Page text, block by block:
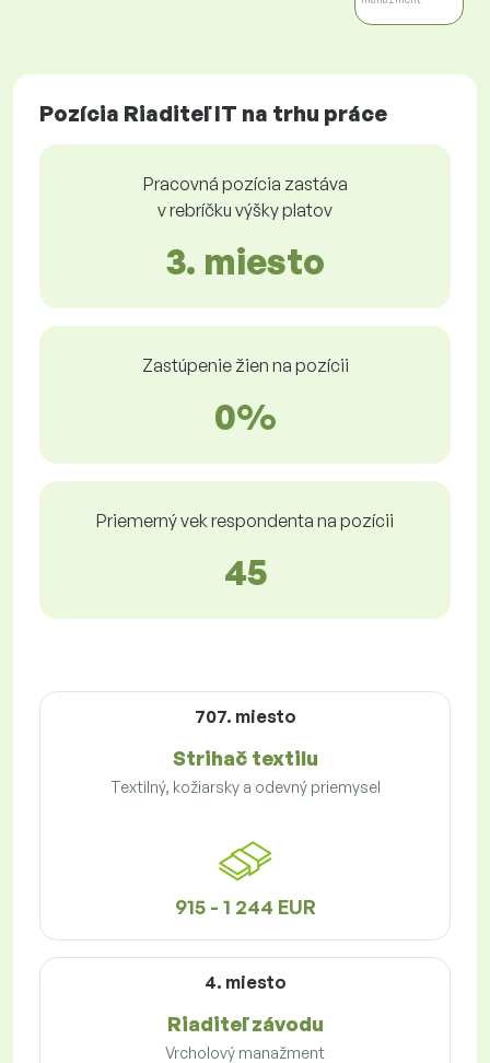
Pozícia Riaditeľ IT na trhu práce
Pracovná pozícia zastáva
v rebríčku výšky platov
3. miesto
Zastúpenie žien na pozícii
0%
Priemerný vek respondenta na pozícii
45
707. miesto
Strihač textilu
Textilný, kožiarsky a odevný priemysel
915 - 1 244 EUR
4. miesto
Riaditeľ závodu
Vrcholový manažment